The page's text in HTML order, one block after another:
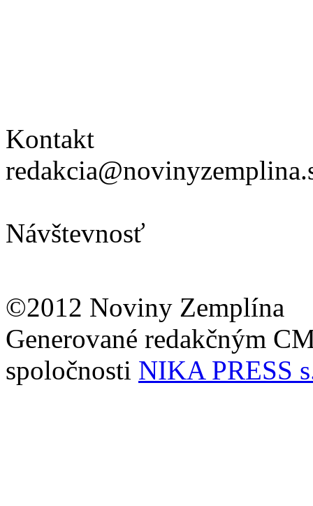
Kontakt
Návštevnosť
©2012 Noviny Zemplína
Generované redakčným
spoločnosti NIKA PRESS